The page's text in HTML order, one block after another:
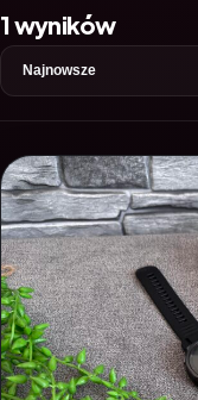
1 wyników